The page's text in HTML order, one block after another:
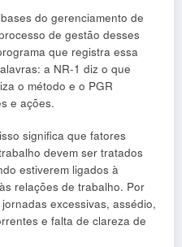
do gerenciamento de
de gestão desses
que registra essa
a NR-1 diz o que
o método e o PGR
e ações.
significa que fatores
devem ser tratados
estiverem ligados à
relações de trabalho. Por
excessivas, assédio,
e falta de clareza de